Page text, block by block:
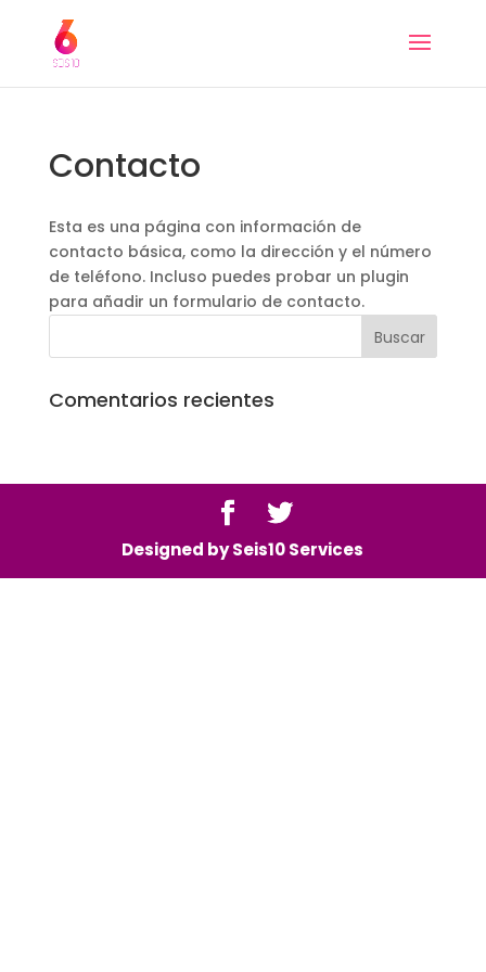
Contacto
Esta es una página con información de
contacto básica, como la dirección y el número
de teléfono. Incluso puedes probar un plugin
para añadir un formulario de contacto.
Comentarios recientes
Designed by Seis10 Services